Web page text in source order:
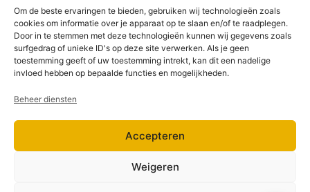
Om de beste ervaringen te bieden, gebruiken wij technologieën zoals
cookies om informatie over je apparaat op te slaan en/of te raadplegen.
Door in te stemmen met deze technologieën kunnen wij gegevens zoals
surfgedrag of unieke ID's op deze site verwerken. Als je geen
toestemming geeft of uw toestemming intrekt, kan dit een nadelige
invloed hebben op bepaalde functies en mogelijkheden.
Beheer diensten
Accepteren
Weigeren
Heeft u een vraag?
Neem dan contact met ons op via telefoon of mail.
Bezorging & betaling